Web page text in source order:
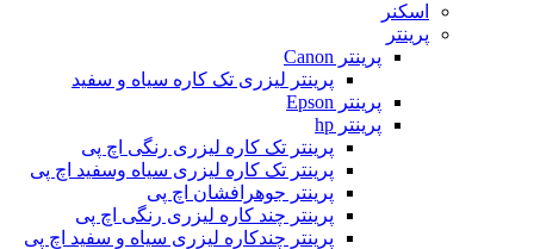
اسکنر
پرینتر
پرینتر Canon
پرینتر لیزری تک کاره سیاه و سفید
پرینتر Epson
پرینتر hp
پرینتر تک کاره لیزری رنگی اچ پی
پرینتر تک کاره لیزری سیاه وسفید اچ پی
پرینتر جوهرافشان اچ پی
پرینتر چند کاره لیزری رنگی اچ پی
پرینتر چندکاره لیزری سیاه و سفید اچ پی